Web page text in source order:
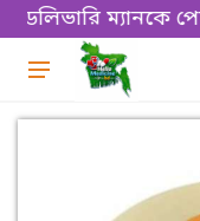
ম্যানকে